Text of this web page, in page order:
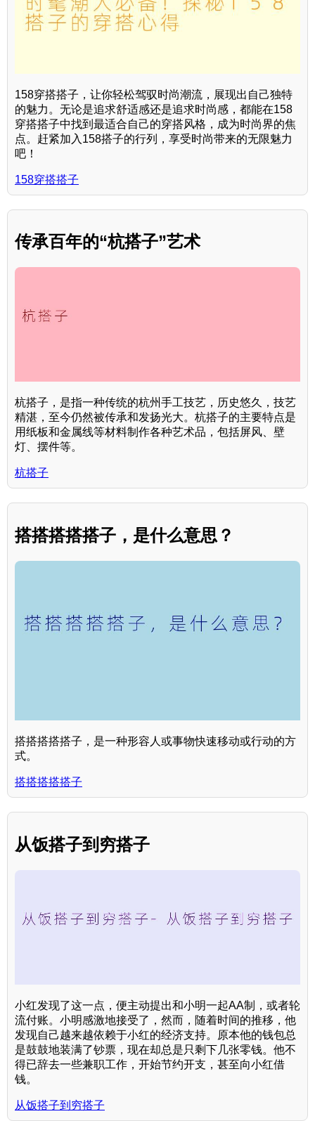
158穿搭搭子，让你轻松驾驭时尚潮流，展现出自己独特
的魅力。无论是追求舒适感还是追求时尚感，都能在158
穿搭搭子中找到最适合自己的穿搭风格，成为时尚界的焦
点。赶紧加入158搭子的行列，享受时尚带来的无限魅力
吧！
158穿搭搭子
传承百年的“杭搭子”艺术
杭搭子，是指一种传统的杭州手工技艺，历史悠久，技艺
精湛，至今仍然被传承和发扬光大。杭搭子的主要特点是
用纸板和金属线等材料制作各种艺术品，包括屏风、壁
灯、摆件等。
杭搭子
搭搭搭搭搭子，是什么意思？
搭搭搭搭搭子，是一种形容人或事物快速移动或行动的方
式。
搭搭搭搭搭子
从饭搭子到穷搭子
小红发现了这一点，便主动提出和小明一起AA制，或者轮
流付账。小明感激地接受了，然而，随着时间的推移，他
发现自己越来越依赖于小红的经济支持。原本他的钱包总
是鼓鼓地装满了钞票，现在却总是只剩下几张零钱。他不
得已辞去一些兼职工作，开始节约开支，甚至向小红借
钱。
从饭搭子到穷搭子